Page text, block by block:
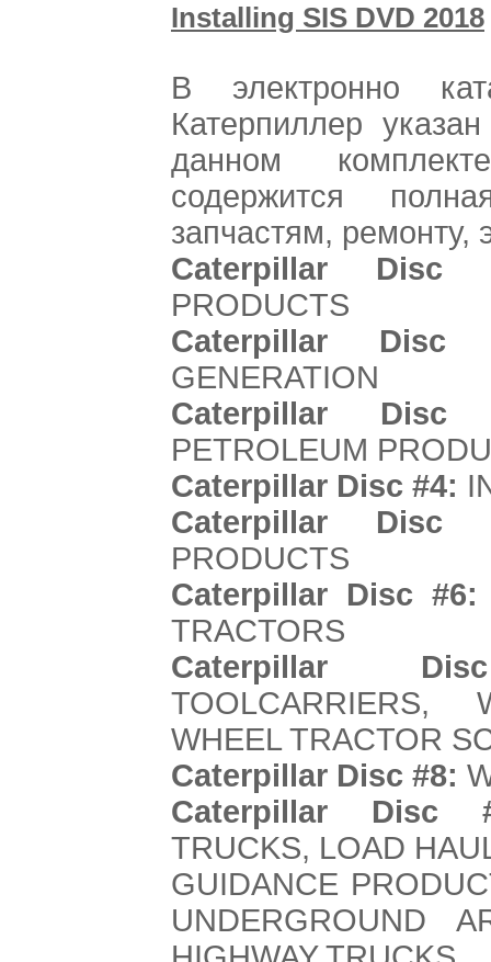
Installing SIS DVD 2018
В электронно
Катерпиллер
данном
содержится
запчастям, ремонту,
Caterpillar Disc
PRODUCTS
Caterpillar Disc
GENERATION
Caterpillar Disc
PETROLEUM
Caterpillar Disc #4:
Caterpillar Disc
PRODUCTS
Caterpillar Disc #6:
TRACTORS
Caterpillar
TOOLCARRIERS,
WHEEL TRACTOR
Caterpillar Disc #8:
Caterpillar Disc
TRUCKS, LOAD
GUIDANCE
UNDERGROUND